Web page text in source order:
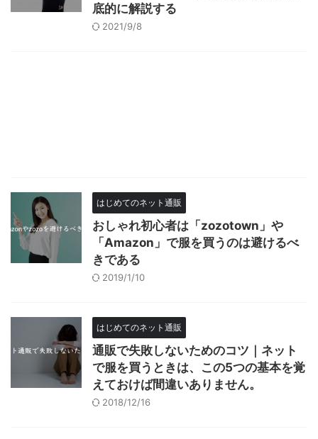
底的に解説する
2021/9/8
はじめてのネット通販
おしゃれ初心者は「zozotown」や
「Amazon」で服を買うのは避けるべ
きである
2019/1/10
はじめてのネット通販
通販で失敗しないためのコツ｜ネット
で服を買うときは、この5つの基本を覚
えておけば間違いありません。
2018/12/16